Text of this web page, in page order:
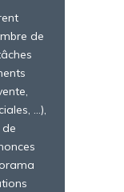
de
…),
de